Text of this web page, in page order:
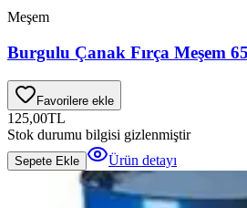
Meşem
Burgulu Çanak Fırça Meşem
Favorilere ekle
125,00TL
Stok durumu bilgisi gizlenmiştir
Sepete Ekle Ürün detayı